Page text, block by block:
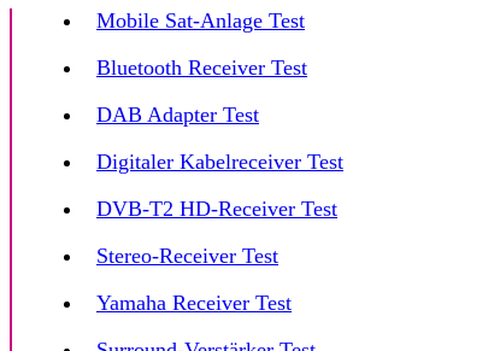
Mobile Sat-Anlage Test
Bluetooth Receiver Test
DAB Adapter Test
Digitaler Kabelreceiver Test
DVB-T2 HD-Receiver Test
Stereo-Receiver Test
Yamaha Receiver Test